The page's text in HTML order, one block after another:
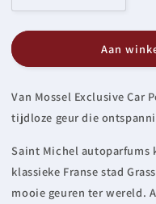
voor
Mossel
Car
Perfume
100ml
voor
Van
Mossel
Car
100ml
Aan
Van Mossel Exclusive Car
tijdloze geur die
Saint Michel autoparfums
klassieke Franse stad
mooie geuren ter wereld.